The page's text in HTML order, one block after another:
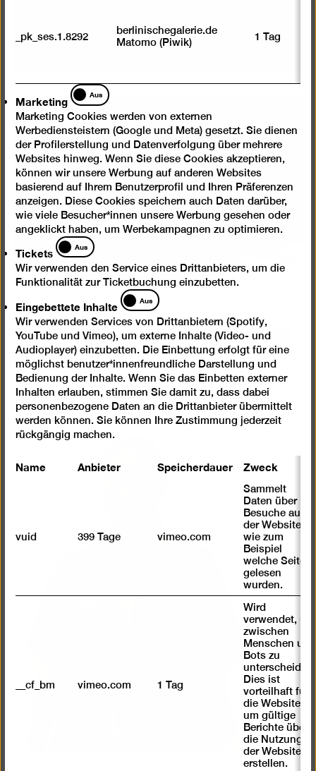
Bild
in
einer
öffnen
Bild
in
einer
öffnen
_pk_ses.1.8292
berlinischegalerie.de
Matomo (Piwik)
1 Tag
Marketing
Marketing
Aus
Marketing Cookies werden von externen
Werbediensteistern (Google und Meta) gesetzt. Sie dienen
der Profilerstellung und Datenverfolgung über mehrere
Websites hinweg. Wenn Sie diese Cookies akzeptieren,
können wir unsere Werbung auf anderen Websites
basierend auf Ihrem Benutzerprofil und Ihren Präferenzen
anzeigen. Diese Cookies speichern auch Daten darüber,
wie viele Besucher*innen unsere Werbung gesehen oder
angeklickt haben, um Werbekampagnen zu optimieren.
Tickets
Tickets
Aus
Wir verwenden den Service eines Drittanbieters, um die
Funktionalität zur Ticketbuchung einzubetten.
Eingebettete Inhalte
Eingebettete
Inhalte
Aus
Wir verwenden Services von Drittanbietern (Spotify,
YouTube und Vimeo), um externe Inhalte (Video- und
Audioplayer) einzubetten. Die Einbettung erfolgt für eine
möglichst benutzer*innenfreundliche Darstellung und
Bedienung der Inhalte. Wenn Sie das Einbetten externer
Inhalten erlauben, stimmen Sie damit zu, dass dabei
personenbezogene Daten an die Drittanbieter übermittelt
werden können. Sie können Ihre Zustimmung jederzeit
rückgängig machen.
Name Anbieter Speicherdauer Zweck
vuid 399 Tage vimeo.com
Sammelt
Daten über
Besuche auf
der Website,
wie zum
Beispiel
welche Seiten
gelesen
wurden.
__cf_bm vimeo.com 1 Tag
Wird
verwendet, um
zwischen
Menschen und
Bots zu
unterscheiden.
Dies ist
vorteilhaft für
die Website,
um gültige
Berichte über
die Nutzung
der Website zu
erstellen.